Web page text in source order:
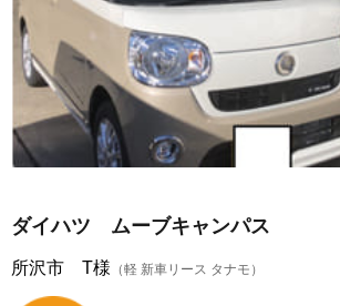
ダイハツ ムーブキャンパス
所沢市 T様 （軽 新車リース タナモ）